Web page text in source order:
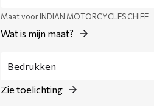
€
Maat voor INDIAN MOTORCYCLES CHIEF
Wat is mijn maat?
Zie toelichting